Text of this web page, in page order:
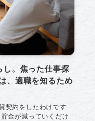
し。焦った仕事探
、適職を知るため
契約をしたわけです
金が減っていくだけ